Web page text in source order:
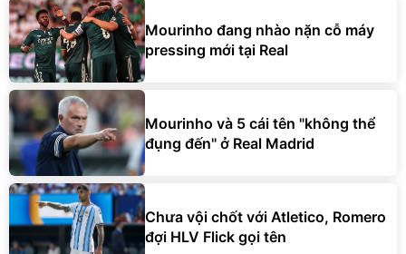
Mourinho đang nhào nặn cỗ máy
pressing mới tại Real
Mourinho và 5 cái tên "không thể
đụng đến" ở Real Madrid
Chưa vội chốt với Atletico, Romero
đợi HLV Flick gọi tên